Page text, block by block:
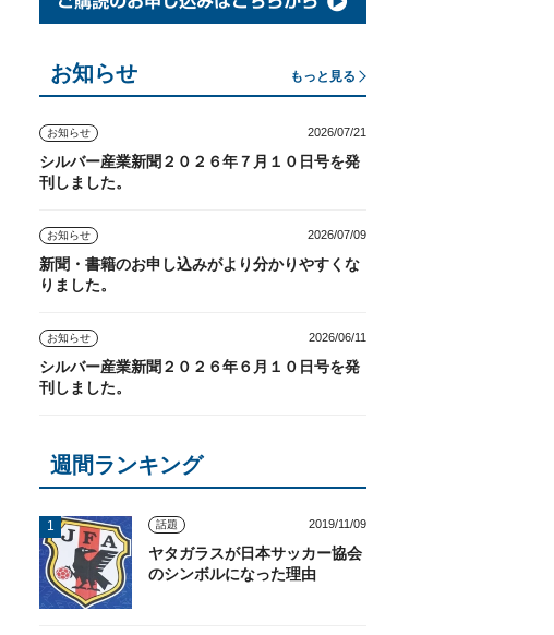
お知らせ もっと見る
お知らせ 2026/07/21
シルバー産業新聞２０２６年７月１０日号を発
刊しました。
お知らせ 2026/07/09
新聞・書籍のお申し込みがより分かりやすくな
りました。
お知らせ 2026/06/11
シルバー産業新聞２０２６年６月１０日号を発
刊しました。
週間ランキング
話題 2019/11/09
ヤタガラスが日本サッカー協会
のシンボルになった理由